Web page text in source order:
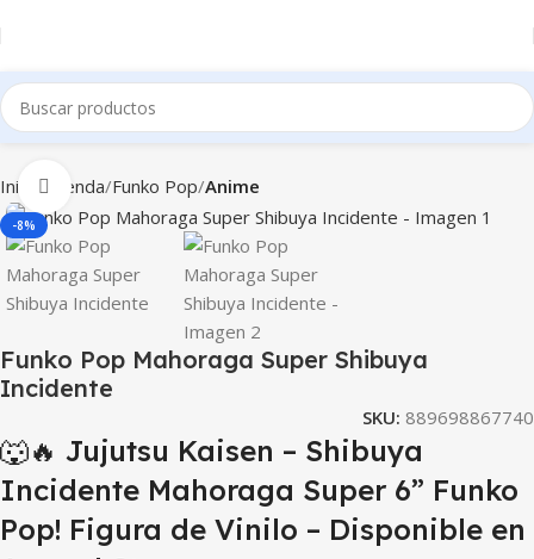
Inicio Tienda Funko Pop Anime
-8%
Clic para ampliar
Funko Pop Mahoraga Super Shibuya
Incidente
SKU: 889698867740
🐺🔥 Jujutsu Kaisen – Shibuya
Incidente Mahoraga Super 6” Funko
Pop! Figura de Vinilo – Disponible en